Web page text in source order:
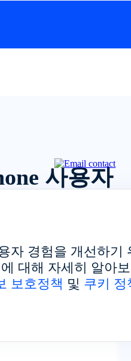
사용자
확인하세
자 경험을 개선하기
대해 자세히 알아
보호정책 및 쿠키 정